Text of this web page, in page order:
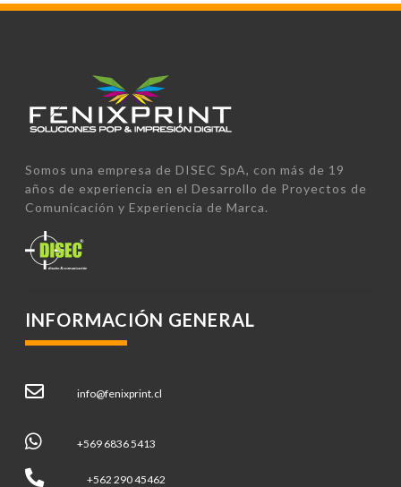
Somos una empresa de DISEC SpA, con más de 19
años de experiencia en el Desarrollo de Proyectos de
Comunicación y Experiencia de Marca.
INFORMACIÓN GENERAL
info@fenixprint.cl
+569 6836 5413
+562 290 45462